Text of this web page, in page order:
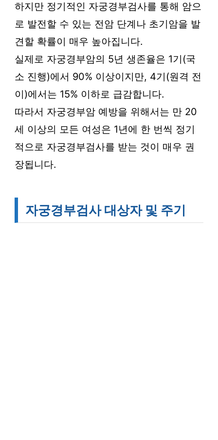
하지만 정기적인 자궁경부검사를 통해 암으
로 발전할 수 있는 전암 단계나 초기암을 발
견할 확률이 매우 높아집니다.
실제로 자궁경부암의 5년 생존율은 1기(국
소 진행)에서 90% 이상이지만, 4기(원격 전
이)에서는 15% 이하로 급감합니다.
따라서 자궁경부암 예방을 위해서는 만 20
세 이상의 모든 여성은 1년에 한 번씩 정기
적으로 자궁경부검사를 받는 것이 매우 권
장됩니다.
자궁경부검사 대상자 및 주기